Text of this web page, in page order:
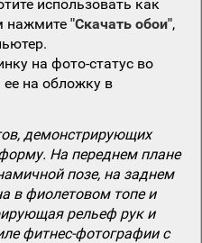
использовать как
нажмите "Скачать обои",
на фото-статус во
ее на обложку в
демонстрирующих
На переднем плане
позе, на заднем
в фиолетовом топе и
рельеф рук и
фитнес-фотографии с